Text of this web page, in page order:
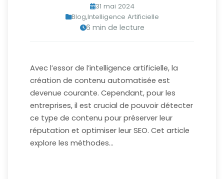
31 mai 2024
Blog,Intelligence Artificielle
6 min de lecture
Avec l’essor de l’intelligence artificielle, la
création de contenu automatisée est
devenue courante. Cependant, pour les
entreprises, il est crucial de pouvoir détecter
ce type de contenu pour préserver leur
réputation et optimiser leur SEO. Cet article
explore les méthodes…